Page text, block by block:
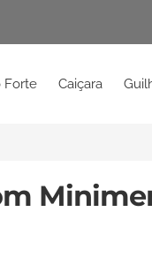
Forte Caiçara